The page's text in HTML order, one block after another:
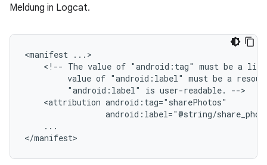
Meldung in Logcat.
<manifest
<!-- The value of "android:tag" must be a
value of "android:label" must be a
"android:label"
is user-readable.
<attribution
android:label="@string/
...
</manifest>